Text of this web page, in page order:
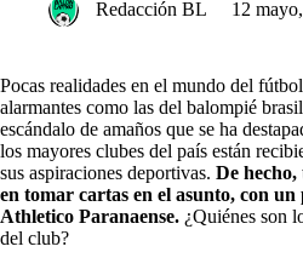
Redacción BL 12
Pocas realidades en el mundo del
alarmantes como las del balompié
escándalo de amaños que se ha
los mayores clubes del país están
sus aspiraciones deportivas. De
en tomar cartas en el asunto, con un
Athletico Paranaense. ¿Quiénes son
del club?